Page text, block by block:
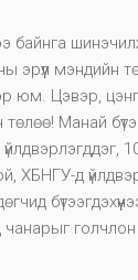
байнга
эрүүл мэндийн
юм. Цэвэр,
Манай
ХБНГУ-д
чанарыг